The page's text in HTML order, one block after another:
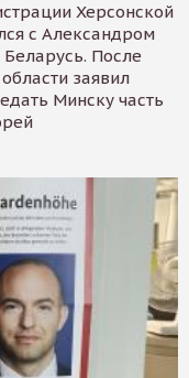
Херсонской
с Александром
После
заявил
Минску часть